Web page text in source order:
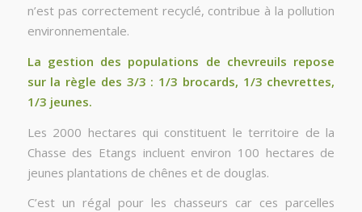
n’est pas correctement recyclé, contribue à la pollution
environnementale.
La gestion des populations de chevreuils repose
sur la règle des 3/3 : 1/3 brocards, 1/3 chevrettes,
1/3 jeunes.
Les 2000 hectares qui constituent le territoire de la
Chasse des Etangs incluent environ 100 hectares de
jeunes plantations de chênes et de douglas.
C’est un régal pour les chasseurs car ces parcelles